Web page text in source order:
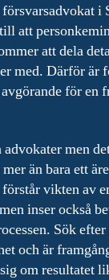
i
att
att dela
med. Därför är
för en
men
än bara ett
vikten av
inser också
Sök
och är
om resultatet